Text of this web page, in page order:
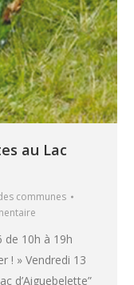
au Lac
communes
de 10h à 19h
! » Vendredi 13
d’Aiguebelette”